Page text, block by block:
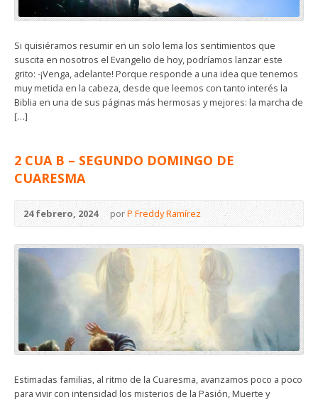
Si quisiéramos resumir en un solo lema los sentimientos que
suscita en nosotros el Evangelio de hoy, podríamos lanzar este
grito: -¡Venga, adelante! Porque responde a una idea que tenemos
muy metida en la cabeza, desde que leemos con tanto interés la
Biblia en una de sus páginas más hermosas y mejores: la marcha de
[…]
2 CUA B – SEGUNDO DOMINGO DE
CUARESMA
24 febrero, 2024 porP Freddy Ramírez
Estimadas familias, al ritmo de la Cuaresma, avanzamos poco a poco
para vivir con intensidad los misterios de la Pasión, Muerte y